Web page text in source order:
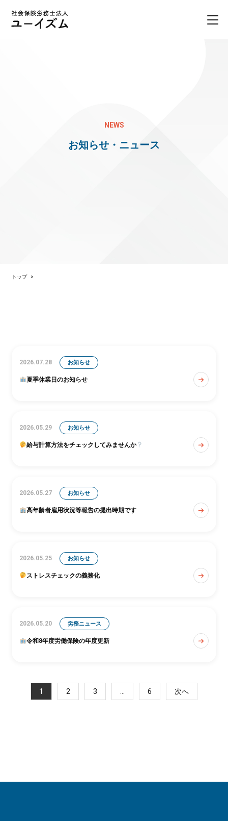
NEWS
お知らせ・ニュース
トップ >
2026.07.28 お知らせ
夏季休業日のお知らせ
2026.05.29 お知らせ
給与計算方法をチェックしてみませんか
2026.05.27 お知らせ
高年齢者雇用状況等報告の提出時期です
2026.05.25 お知らせ
ストレスチェックの義務化
2026.05.20 労務ニュース
令和8年度労働保険の年度更新
1 2 3 6 次へ